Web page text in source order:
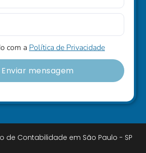
com a Política de Privacidade
Enviar mensagem
de Contabilidade em São Paulo - SP